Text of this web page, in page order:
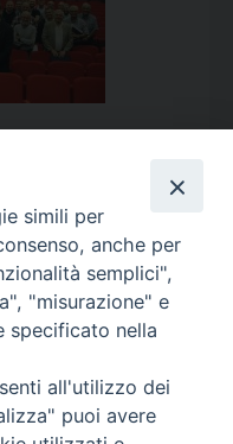
>>
v s
d
7 8
9
simili per
anche per
semplici",
"misurazione" e
specificato nella
all'utilizzo dei
puoi avere